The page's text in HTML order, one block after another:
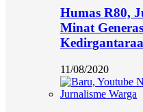
Humas R80,
Minat
11/08/2020